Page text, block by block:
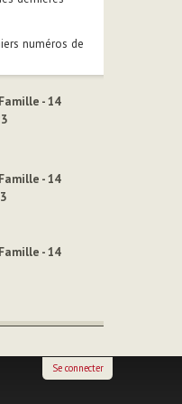
numéros de
- 14
- 14
- 14
Se connecter